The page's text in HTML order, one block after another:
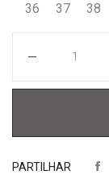
36
37 38
PARTILHAR